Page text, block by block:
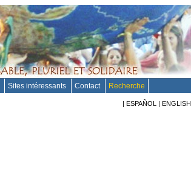
Sites intéressants Contact Recherche
| ESPAÑOL | ENGLISH